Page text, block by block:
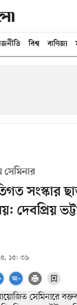
বিশ্ব বাণিজ্য
সেমিনার
সংস্কার
দেবপ্রিয়
১৫: ৩৯